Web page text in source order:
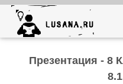
Презентация - 8